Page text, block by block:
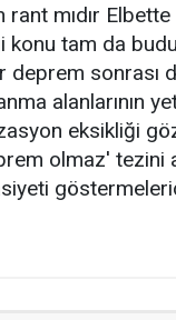
mıdır
konu tam da
deprem
alanlarının
eksikliği
olmaz' tezini